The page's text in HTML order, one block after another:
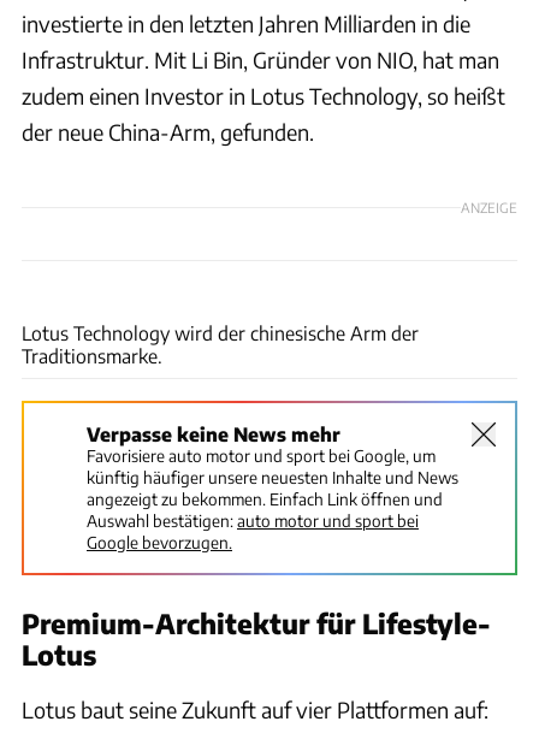
investierte in den letzten Jahren Milliarden in die
Infrastruktur. Mit Li Bin, Gründer von NIO, hat man
zudem einen Investor in Lotus Technology, so heißt
der neue China-Arm, gefunden.
ANZEIGE
Lotus Technology wird der chinesische Arm der
Traditionsmarke.
Verpasse keine News mehr
Favorisiere auto motor und sport bei Google, um
künftig häufiger unsere neuesten Inhalte und News
angezeigt zu bekommen. Einfach Link öffnen und
Auswahl bestätigen:auto motor und sport bei
Google bevorzugen.
Premium-Architektur für Lifestyle-
Lotus
Lotus baut seine Zukunft auf vier Plattformen auf: